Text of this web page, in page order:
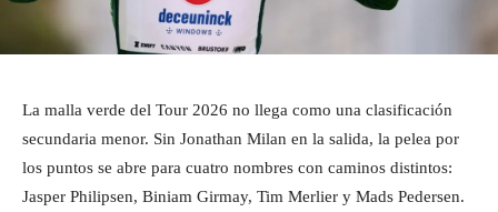
La malla verde del Tour 2026 no llega como una clasificación
secundaria menor. Sin Jonathan Milan en la salida, la pelea por
los puntos se abre para cuatro nombres con caminos distintos:
Jasper Philipsen, Biniam Girmay, Tim Merlier y Mads Pedersen.